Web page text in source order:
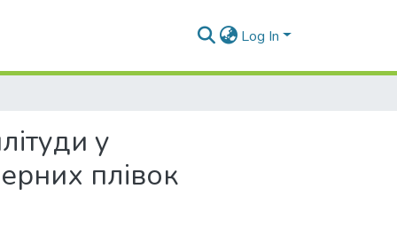
Log In
у
плівок